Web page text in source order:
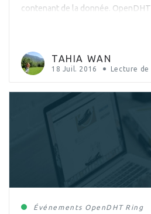
contenant de la donnée.
TAHIA WAN
18 Juil. 2016 Lecture de
Événements OpenDHT Ring